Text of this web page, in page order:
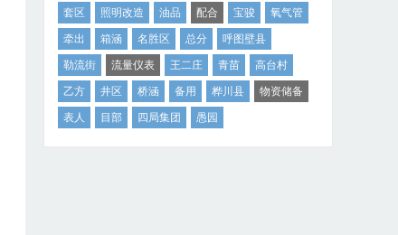
套区 照明改造 油品 配合 宝骏 氧气管
牵出 箱涵 名胜区 总分 呼图壁县
勒流街 流量仪表 王二庄 青苗 高台村
乙方 井区 桥涵 备用 桦川县 物资储备
表人 目部 四局集团 愚园